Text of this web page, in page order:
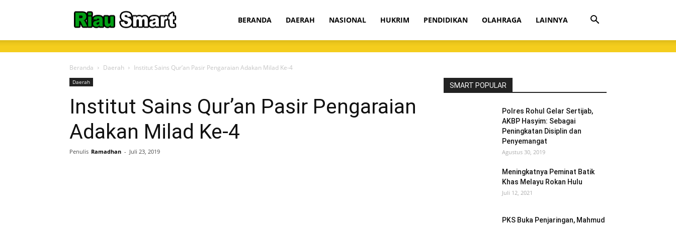
BERANDA DAERAH NASIONAL HUKRIM PENDIDIKAN OLAHRAGA LAINNYA
Beranda Daerah Institut Sains Qur’an Pasir Pengaraian Adakan Milad Ke-4
Daerah
Institut Sains Qur’an Pasir Pengaraian
Adakan Milad Ke-4
Penulis Ramadhan - Juli 23, 2019
SMART POPULAR
Polres Rohul Gelar Sertijab,
AKBP Hasyim: Sebagai
Peningkatan Disiplin dan
Penyemangat
Agustus 30, 2019
Meningkatnya Peminat Batik
Khas Melayu Rokan Hulu
Juli 12, 2021
PKS Buka Penjaringan, Mahmud